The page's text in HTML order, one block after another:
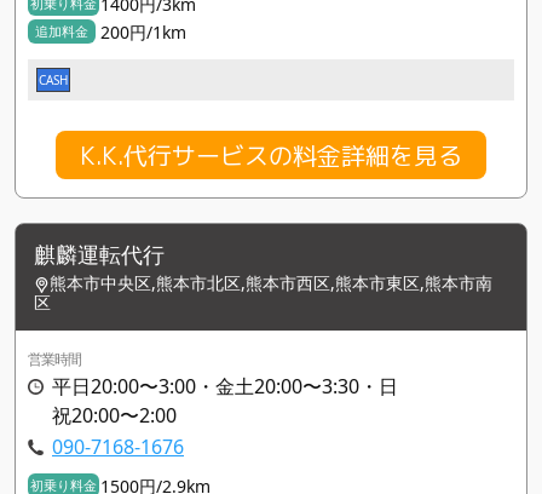
追加料金 200円/1km
CASH
K.K.代行サービスの料金詳細を見る
麒麟運転代行
熊本市中央区,熊本市北区,熊本市西区,熊本市東区,熊本市南
区
営業時間
平日20:00〜3:00・金土20:00〜3:30・日
祝20:00〜2:00
090-7168-1676
初乗り料金 1500円/2.9km